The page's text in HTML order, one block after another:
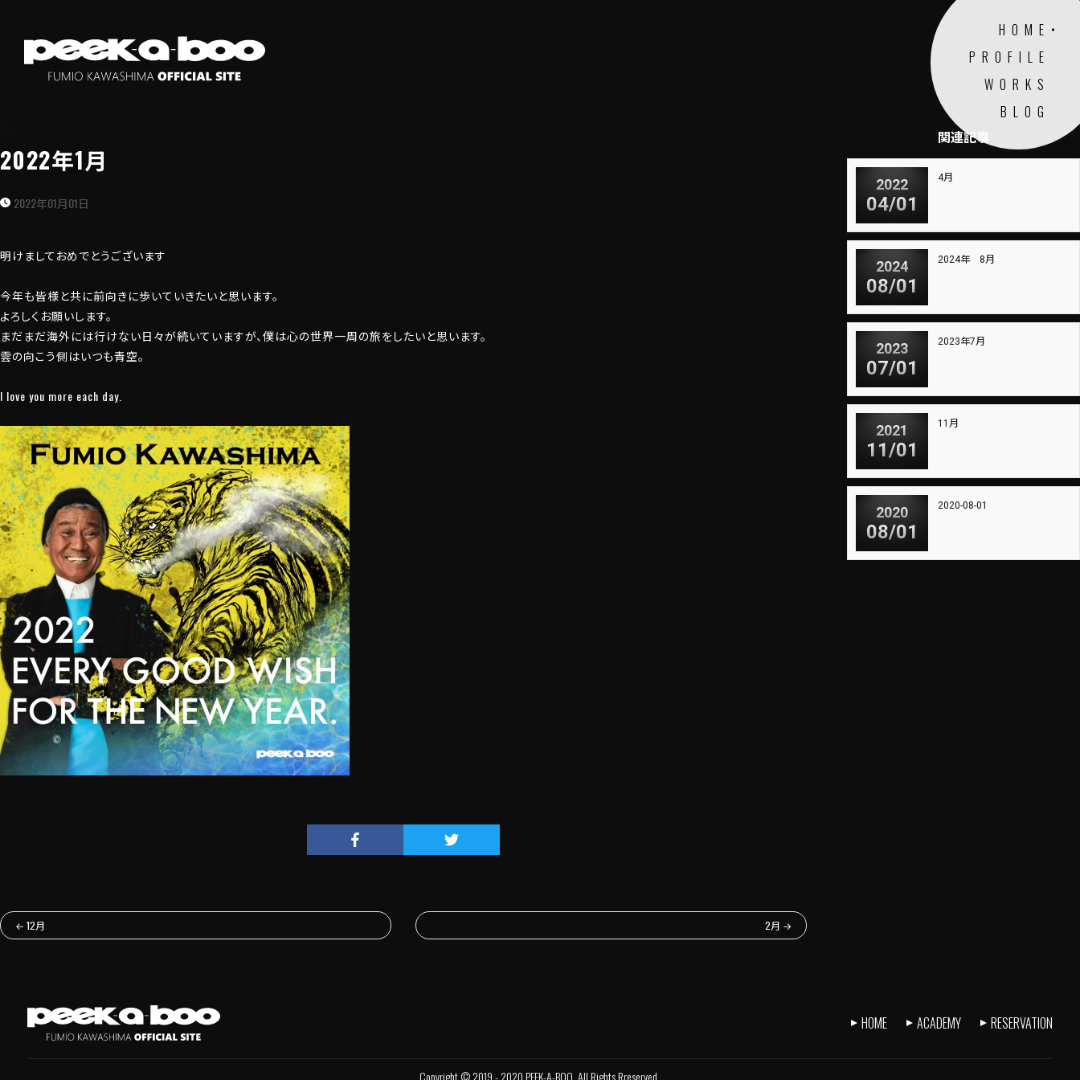
HOME
PROFILE
WORKS
BLOG
2022年1月
2022年01月01日
明けましておめでとうございます
今年も皆様と共に前向きに歩いていきたいと思います。
よろしくお願いします。
まだまだ海外には行けない日々が続いていますが、僕は心の世界一周の旅をしたいと思います。
雲の向こう側はいつも青空。
I love you more each day.
← 12月 2月 →
関連記事
2022
04/01
4月
2024
08/01
2024年 8月
2023
07/01
2023年7月
2021
11/01
11月
2020
08/01
2020-08-01
HOME ACADEMY RESERVATION
Copyright © 2019 - 2020 PEEK-A-BOO. All Rights Rreserved.